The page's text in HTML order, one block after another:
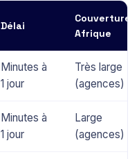
Délai
Couverture
Afrique
Minutes à
1 jour
Très large
(agences)
Minutes à
1 jour
Large
(agences)